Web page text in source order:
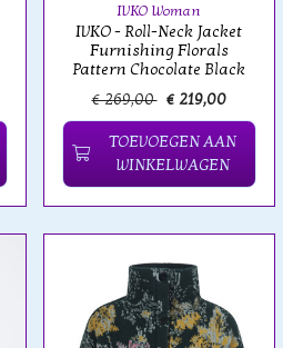
IVKO Woman
IVKO - Roll-Neck Jacket
Furnishing Florals
Pattern Chocolate Black
€ 269,00 € 219,00
TOEVOEGEN AAN
WINKELWAGEN